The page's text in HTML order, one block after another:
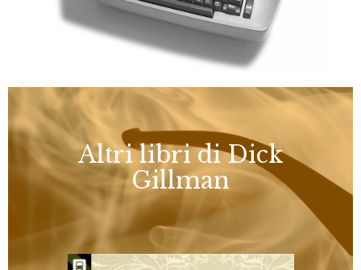
Altri libri di Dick
Gillman